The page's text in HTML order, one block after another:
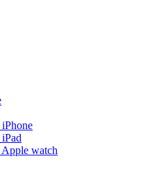
Apple watch